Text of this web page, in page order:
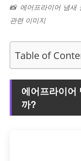
📸 에어프라이어 냄새
관련 이미지
Table of
에어프라이어
까?